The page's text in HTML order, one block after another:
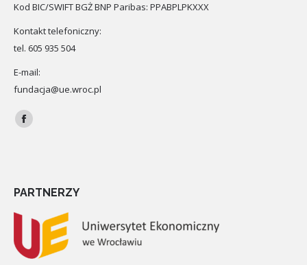
Kod BIC/SWIFT BGŻ BNP Paribas: PPABPLPKXXX
Kontakt telefoniczny:
tel. 605 935 504
E-mail:
fundacja@ue.wroc.pl
Znajdź nas na:
Facebook
PARTNERZY